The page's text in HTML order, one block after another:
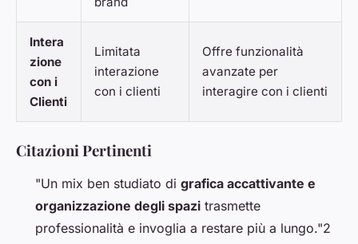
Intera
zione
con i
Clienti
Limitata
interazione
con i clienti
Offre funzionalità
avanzate per
interagire con i clienti
Citazioni Pertinenti
"Un mix ben studiato di grafica accattivante e
organizzazione degli spazi trasmette
professionalità e invoglia a restare più a lungo."2